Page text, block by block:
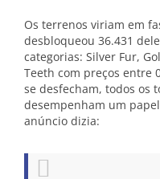
Os terrenos viriam em
desbloqueou 36.431
categorias: Silver Fur,
Teeth com preços entre
se desfecham, todos os
desempenham um
anúncio dizia: